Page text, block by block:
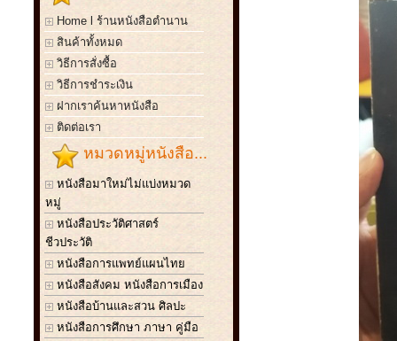
Home l ร้านหนังสือตำนาน
สินค้าทั้งหมด
วิธีการสั่งซื้อ
วิธีการชำระเงิน
ฝากเราค้นหาหนังสือ
ติดต่อเรา
หมวดหมู่หนังสือ...
หนังสือมาใหม่ไม่แบ่งหมวด
หมู่
หนังสือประวัติศาสตร์
ชีวประวัติ
หนังสือการแพทย์แผนไทย
หนังสือสังคม หนังสือการเมือง
หนังสือบ้านและสวน ศิลปะ
หนังสือการศึกษา ภาษา คู่มือ